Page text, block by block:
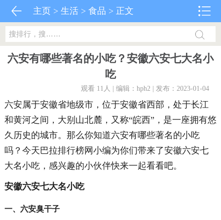
主页 >生活 >食品 > 正文
六安有哪些著名的小吃？安徽六安七大名小
吃
观看 11 人 | 编辑：hph2 | 发布：2023-01-04
六安属于安徽省地级市，位于安徽省西部，处于长江
和黄河之间，大别山北麓，又称“皖西”，是一座拥有悠
久历史的城市。那么你知道六安有哪些著名的小吃
吗？今天巴拉排行榜网小编为你们带来了安徽六安七
大名小吃，感兴趣的小伙伴快来一起看看吧。
安徽六安七大名小吃
一、六安臭干子